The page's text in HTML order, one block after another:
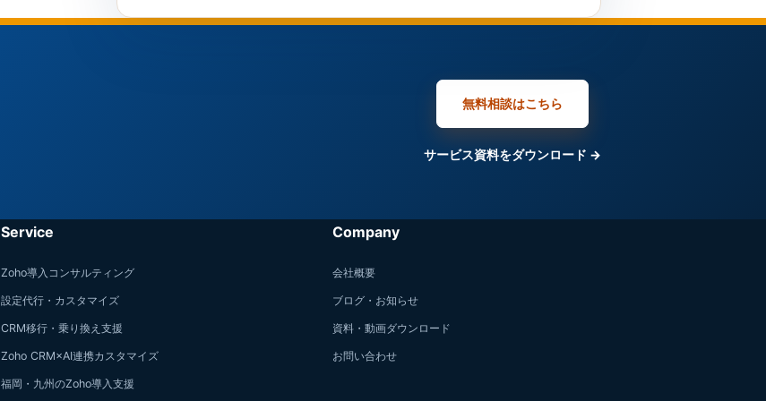
無料相談はこちら
サービス資料をダウンロード →
Service
Zoho導入コンサルティング
設定代行・カスタマイズ
CRM移行・乗り換え支援
Zoho CRM×AI連携カスタマイズ
福岡・九州のZoho導入支援
Company
会社概要
ブログ・お知らせ
資料・動画ダウンロード
お問い合わせ